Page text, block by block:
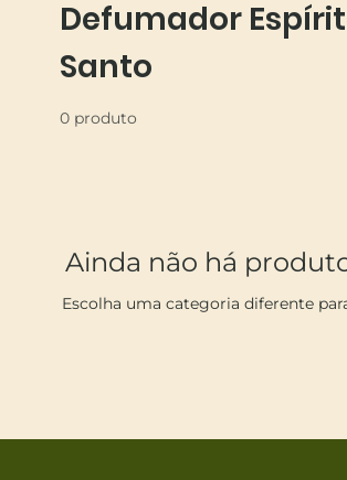
Defumador
Santo
0 produto
Ainda não há
Escolha uma categoria diferente